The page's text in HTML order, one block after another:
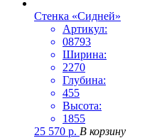
Стенка «Сидней»
Артикул:
08793
Ширина:
2270
Глубина:
455
Высота:
1855
25 570 р. В корзину